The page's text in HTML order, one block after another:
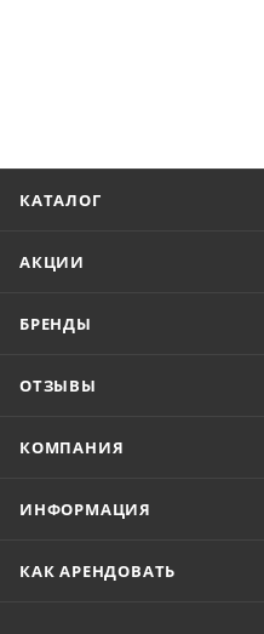
КАТАЛОГ
АКЦИИ
БРЕНДЫ
ОТЗЫВЫ
КОМПАНИЯ
ИНФОРМАЦИЯ
КАК АРЕНДОВАТЬ